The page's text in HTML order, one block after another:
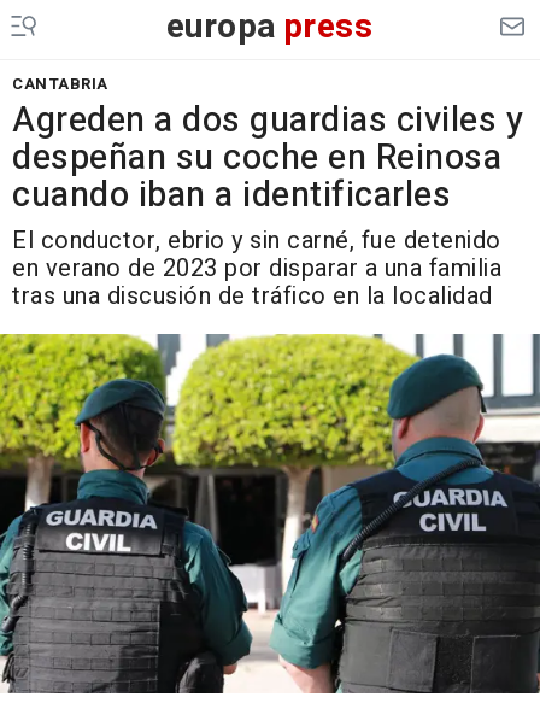
europa press
CANTABRIA
Agreden a dos guardias civiles y
despeñan su coche en Reinosa
cuando iban a identificarles
El conductor, ebrio y sin carné, fue detenido
en verano de 2023 por disparar a una familia
tras una discusión de tráfico en la localidad